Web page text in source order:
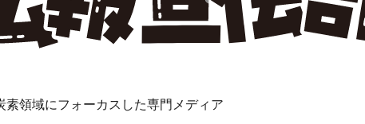
素領域にフォーカスした専門メディア